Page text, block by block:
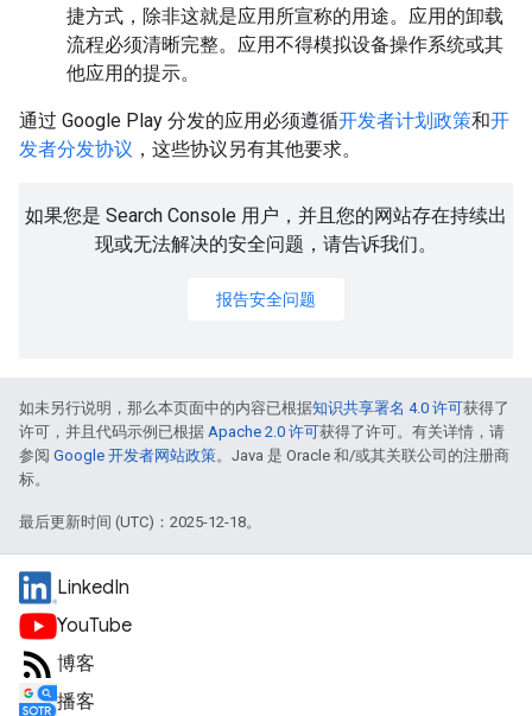
捷方式，除非这就是应用所宣称的用途。应用的卸载
流程必须清晰完整。应用不得模拟设备操作系统或其
他应用的提示。
通过 Google Play 分发的应用必须遵循开发者计划政策和开
发者分发协议 ，这些协议另有其他要求。
如果您是 Search Console 用户，并且您的网站存在持续出
现或无法解决的安全问题，请告诉我们。
报告安全问题
如未另行说明，那么本页面中的内容已根据知识共享署名 4.0 许可获得了
许可，并且代码示例已根据 Apache 2.0 许可获得了许可。有关详情，请
参阅 Google 开发者网站政策。Java 是 Oracle 和/或其关联公司的注册商
标。
最后更新时间 (UTC)：2025-12-18。
LinkedIn
YouTube
博客
播客